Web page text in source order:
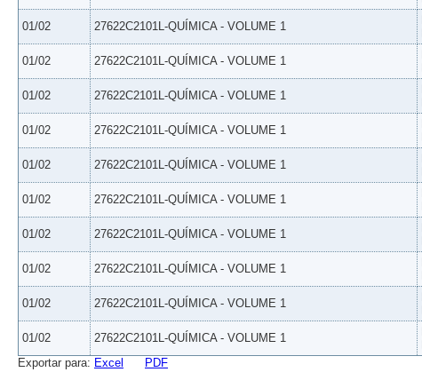
01/02 27622C2101L-QUÍMICA - VOLUME 1
01/02 27622C2101L-QUÍMICA - VOLUME 1
01/02 27622C2101L-QUÍMICA - VOLUME 1
01/02 27622C2101L-QUÍMICA - VOLUME 1
01/02 27622C2101L-QUÍMICA - VOLUME 1
01/02 27622C2101L-QUÍMICA - VOLUME 1
01/02 27622C2101L-QUÍMICA - VOLUME 1
01/02 27622C2101L-QUÍMICA - VOLUME 1
01/02 27622C2101L-QUÍMICA - VOLUME 1
01/02 27622C2101L-QUÍMICA - VOLUME 1
Exportar para: Excel PDF